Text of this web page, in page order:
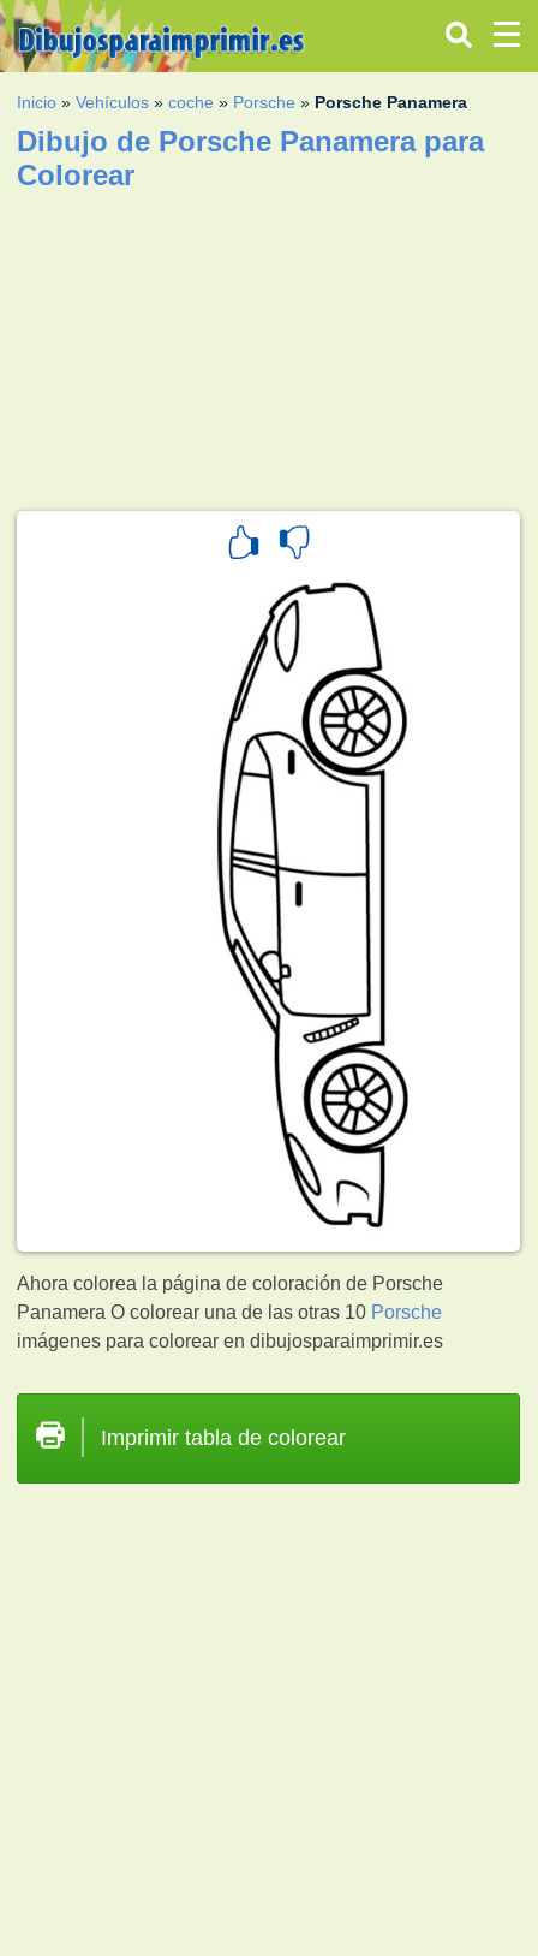
Inicio »Vehículos »coche » Porsche » Porsche Panamera
Dibujo de Porsche Panamera para
Colorear
Ahora colorea la página de coloración de Porsche
Panamera O colorear una de las otras 10 Porsche
imágenes para colorear en dibujosparaimprimir.es
Imprimir tabla de colorear